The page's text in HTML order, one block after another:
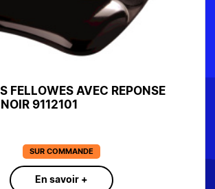
FELLOWES AVEC REPONSE
9112101
SUR COMMANDE
En savoir +